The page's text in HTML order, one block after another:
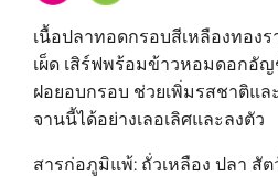
เนื้อปลาทอดกรอบสีเหลืองทอง
เผ็ด เสิร์ฟพร้อมข้าวหอมดอกอั
ฝอยอบกรอบ ช่วยเพิ่มรสชาติแล
จานนี้ได้อย่างเลอเลิศและลงตัว
สารก่อภูมิแพ้: ถั่วเหลือง ปลา สั